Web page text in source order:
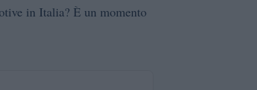
in Italia? È un momento